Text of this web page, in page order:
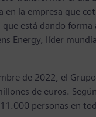
la empresa que
está dando
Energy, líder
de 2022, el
de euros.
personas en